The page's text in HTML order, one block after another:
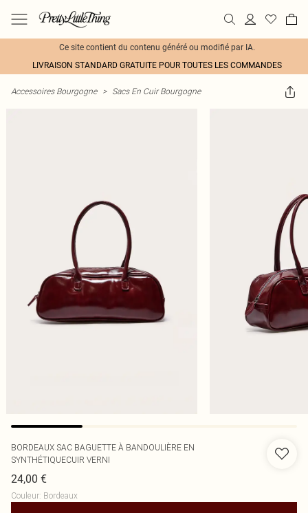
Ce site contient du contenu généré ou modifié par IA.
LIVRAISON STANDARD GRATUITE POUR TOUTES LES COMMANDES
Accessoires Bourgogne > Sacs En Cuir Bourgogne
BORDEAUX SAC BAGUETTE À BANDOULIÈRE EN
SYNTHÉTIQUECUIR VERNI
24,00 €
Couleur: Bordeaux